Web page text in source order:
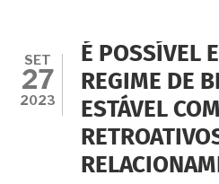
E
DE
É
SET
27
2023
É POSSÍVEL
REGIME DE
ESTÁVEL